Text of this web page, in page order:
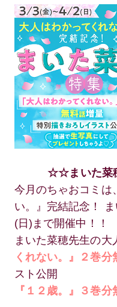
☆☆まいた菜
今月のちゃおコミは
い。』完結記念！
(日)まで開催中！！
まいた菜穂先生の大
くれない。』２巻分
スト公開
『１２歳。』３巻分